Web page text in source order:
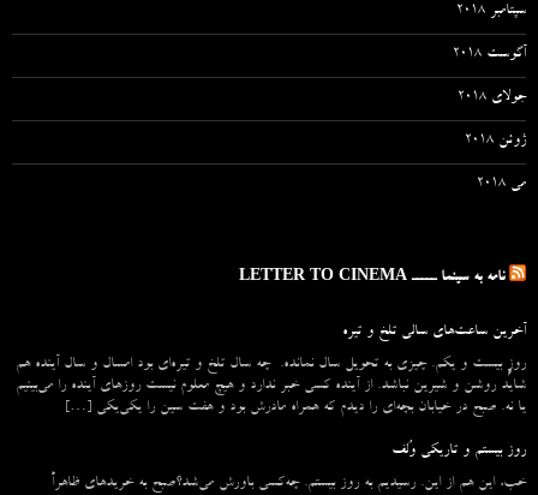
سپتامبر 2018
آگوست 2018
جولای 2018
ژوئن 2018
می 2018
نامه به سینما ـــــ LETTER TO CINEMA
آخرین ساعت‌های سالی تلخ و تیره
روزِ بیست و یکم. چیزی به تحویل سال نمانده. چه سال تلخ و تیره‌ای بود امسال و سال آینده هم
شاید روشن و شیرین نباشد. از آینده کسی خبر ندارد و هیچ معلوم نیست روزهای آینده را می‌بینیم
یا نه. صبح در خیابان بچه‌ای را دیدم که همراه مادرش بود و هفت سین را یکی‌یکی […]
روز بیستم و تاریکی وُلف
خب، این هم از این. رسیدیم به روز بیستم. چه‌کسی باورش می‌شد؟صبح به خریدهای ظاهراً